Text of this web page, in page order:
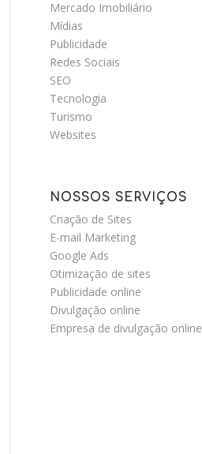
Mercado Imobiliário
Mídias
Publicidade
Redes Sociais
SEO
Tecnologia
Turismo
Websites
NOSSOS SERVIÇOS
Criação de Sites
E-mail Marketing
Google Ads
Otimização de sites
Publicidade online
Divulgação online
Empresa de divulgação online